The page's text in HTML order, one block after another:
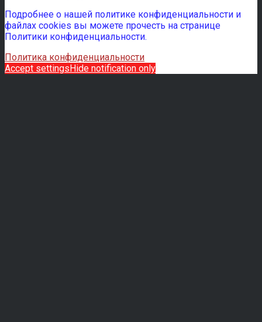
Подробнее о нашей политике конфиденциальности и
файлах cookies вы можете прочесть на странице
Политики конфиденциальности.
Политика конфиденциальности
Accept settingsHide notification only